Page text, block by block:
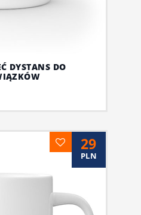
DYSTANS DO
29
PLN